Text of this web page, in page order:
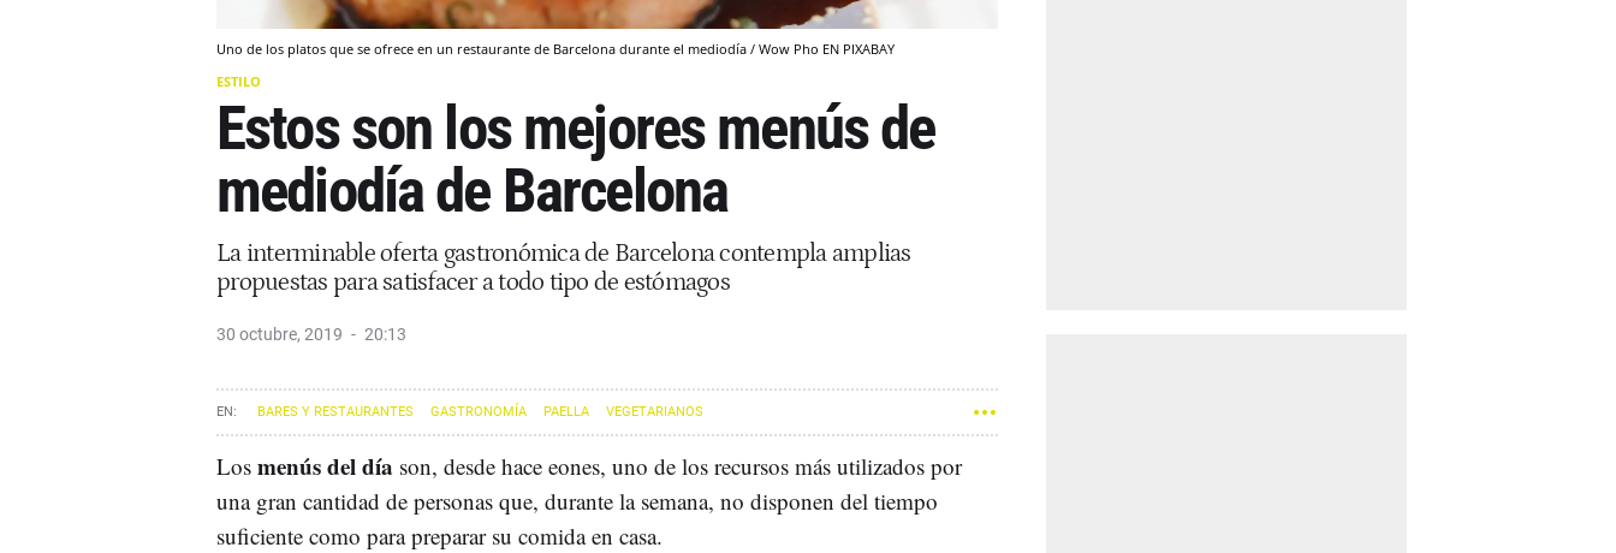
Uno de los platos que se ofrece en un restaurante de Barcelona durante el mediodía / Wow Pho EN PIXABAY
ESTILO
Estos son los mejores menús de
mediodía de Barcelona
La interminable oferta gastronómica de Barcelona contempla amplias
propuestas para satisfacer a todo tipo de estómagos
30 octubre, 2019 20:13
BARES Y RESTAURANTES GASTRONOMÍA PAELLA VEGETARIANOS
Los menús del día son, desde hace eones, uno de los recursos más utilizados por
una gran cantidad de personas que, durante la semana, no disponen del tiempo
suficiente como para preparar su comida en casa.